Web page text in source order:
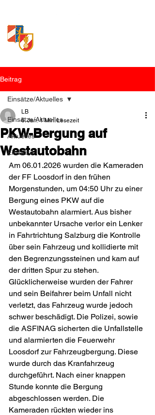
Beitrag
Einsätze/Aktuelles
Aktuelles
Einsätze
Einsätze/Aktuelles
PKW-Bergung auf
Westautobahn
LB
6. Jan. 1 Min. Lesezeit
Am 06.01.2026 wurden die Kameraden
der FF Loosdorf in den frühen
Morgenstunden, um 04:50 Uhr zu einer
Bergung eines PKW auf die
Westautobahn alarmiert. Aus bisher
unbekannter Ursache verlor ein Lenker
in Fahrtrichtung Salzburg die Kontrolle
über sein Fahrzeug und kollidierte mit
den Begrenzungssteinen und kam auf
der dritten Spur zu stehen.
Glücklicherweise wurden der Fahrer
und sein Beifahrer beim Unfall nicht
verletzt, das Fahrzeug wurde jedoch
schwer beschädigt. Die Polizei, sowie
die ASFINAG sicherten die Unfallstelle
und alarmierten die Feuerwehr
Loosdorf zur Fahrzeugbergung. Diese
wurde durch das Kranfahrzeug
durchgeführt. Nach einer knappen
Stunde konnte die Bergung
abgeschlossen werden. Die
Kameraden rückten wieder ins